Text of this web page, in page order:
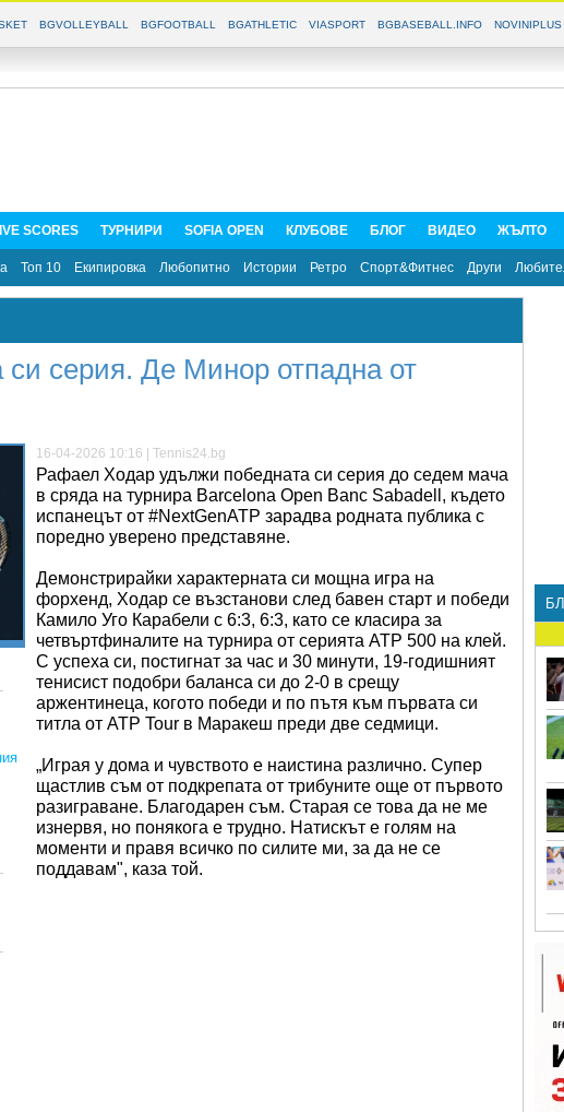
BGVOLLEYBALL BGFOOTBALL BGATHLETIC VIASPORT BGBASEBALL.INFO NOVINIPLUS
SCORES ТУРНИРИ SOFIA OPEN КЛУБОВЕ БЛОГ ВИДЕО ЖЪЛТО
Топ 10 Екипировка Любопитно Истории Ретро Спорт&Фитнес Други
серия. Де Минор отпадна от
16-04-2026 10:16 | Tennis24.bg
Рафаел Ходар удължи победната си серия до седем мача
в сряда на турнира Barcelona Open Banc Sabadell, където
испанецът от #NextGenATP зарадва родната публика с
поредно уверено представяне.
Демонстрирайки характерната си мощна игра на
форхенд, Ходар се възстанови след бавен старт и победи
Камило Уго Карабели с 6:3, 6:3, като се класира за
четвъртфиналите на турнира от серията ATP 500 на клей.
С успеха си, постигнат за час и 30 минути, 19-годишният
тенисист подобри баланса си до 2-0 в срещу
аржентинеца, когото победи и по пътя към първата си
титла от ATP Tour в Маракеш преди две седмици.
„Играя у дома и чувството е наистина различно. Супер
щастлив съм от подкрепата от трибуните още от първото
разиграване. Благодарен съм. Старая се това да не ме
изнервя, но понякога е трудно. Натискът е голям на
моменти и правя всичко по силите ми, за да не се
поддавам", каза той.